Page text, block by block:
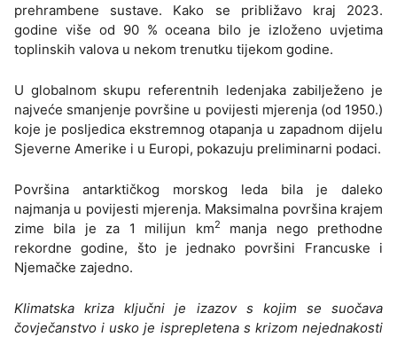
prehrambene sustave. Kako se približavo kraj 2023.
godine više od 90 % oceana bilo je izloženo uvjetima
toplinskih valova u nekom trenutku tijekom godine.
U globalnom skupu referentnih ledenjaka zabilježeno je
najveće smanjenje površine u povijesti mjerenja (od 1950.)
koje je posljedica ekstremnog otapanja u zapadnom dijelu
Sjeverne Amerike i u Europi, pokazuju preliminarni podaci.
Površina antarktičkog morskog leda bila je daleko
najmanja u povijesti mjerenja. Maksimalna površina krajem
zime bila je za 1 milijun km2
manja nego prethodne
rekordne godine, što je jednako površini Francuske i
Njemačke zajedno.
Klimatska kriza ključni je izazov s kojim se suočava
čovječanstvo i usko je isprepletena s krizom nejednakosti